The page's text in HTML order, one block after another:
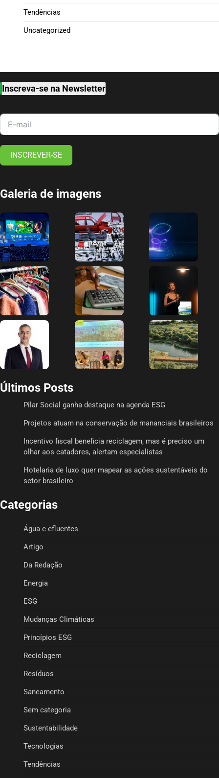
Tendências
Uncategorized
Inscreva-se na Newsletter
INSCREVER-SE
Galeria de imagens
Últimos Posts
Pilar Social ganha destaque na agenda ESG
Projetos atuam na conservação de mananciais brasileiros
Incentivo fiscal beneficia reciclagem, mas é preciso um
olhar aos catadores, alertam especialistas
Hotelaria de luxo quer mapear as ações sustentáveis do
setor brasileiro
Categorias
Água e efluentes
Artigo
Da Redação
Energia
ESG
Mudanças Climáticas
Princípios ESG
Reciclagem
Resíduos
Saneamento
Sem categoria
Sustentabilidade
Tecnologias
Tendências